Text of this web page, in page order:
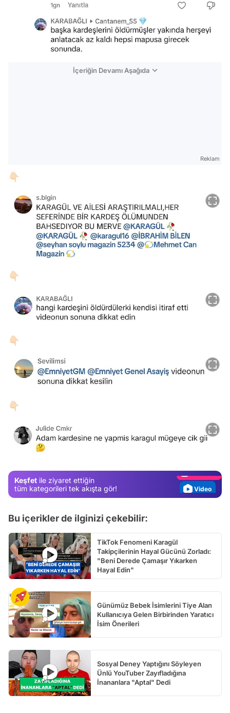
İçeriğin Devamı Aşağıda
Reklam
👇🏻
👇🏻
👇🏻
👇🏻
Keşfet ile ziyaret ettiğin
tüm kategorileri tek akışta gör!
Test
Bu içerikler de ilginizi çekebilir:
TikTok Fenomeni Karagül
Takipçilerinin Hayal Gücünü Zorladı:
"Beni Derede Çamaşır Yıkarken
Hayal Edin"
Günümüz Bebek İsimlerini Tiye Alan
Kullanıcıya Gelen Birbirinden Yaratıcı
İsim Önerileri
Sosyal Deney Yaptığını Söyleyen
Ünlü YouTuber Zayıfladığına
İnananlara "Aptal" Dedi